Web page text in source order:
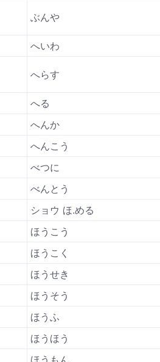
ぶんや
へいわ
へらす
へる
へんか
へんこう
べつに
べんとう
ショウ ほ.める
ほうこう
ほうこく
ほうせき
ほうそう
ほうふ
ほうほう
ほうもん